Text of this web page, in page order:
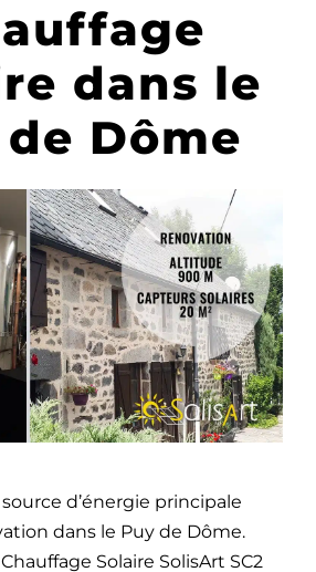
dans le
Dôme
d’énergie principale
dans le Puy de Dôme.
Solaire SolisArt SC2